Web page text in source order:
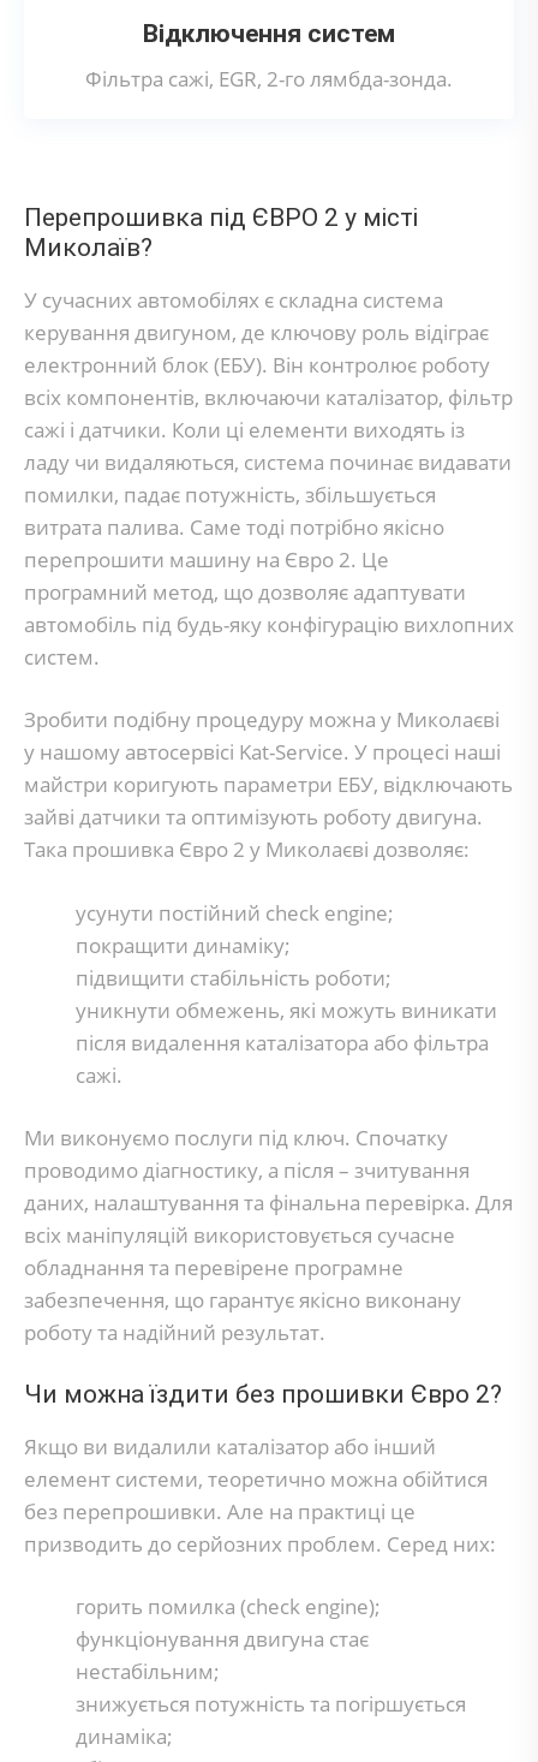
Відключення систем
Фільтра сажі, EGR, 2-го лямбда-зонда.
Перепрошивка під ЄВРО 2 у місті
Миколаїв?
У сучасних автомобілях є складна система
керування двигуном, де ключову роль відіграє
електронний блок (ЕБУ). Він контролює роботу
всіх компонентів, включаючи каталізатор, фільтр
сажі і датчики. Коли ці елементи виходять із
ладу чи видаляються, система починає видавати
помилки, падає потужність, збільшується
витрата палива. Саме тоді потрібно якісно
перепрошити машину на Євро 2. Це
програмний метод, що дозволяє адаптувати
автомобіль під будь-яку конфігурацію вихлопних
систем.
Зробити подібну процедуру можна у Миколаєві
у нашому автосервісі Kat-Service. У процесі наші
майстри коригують параметри ЕБУ, відключають
зайві датчики та оптимізують роботу двигуна.
Така прошивка Євро 2 у Миколаєві дозволяє:
усунути постійний check engine;
покращити динаміку;
підвищити стабільність роботи;
уникнути обмежень, які можуть виникати
після видалення каталізатора або фільтра
сажі.
Ми виконуємо послуги під ключ. Спочатку
проводимо діагностику, а після – зчитування
даних, налаштування та фінальна перевірка. Для
всіх маніпуляцій використовується сучасне
обладнання та перевірене програмне
забезпечення, що гарантує якісно виконану
роботу та надійний результат.
Чи можна їздити без прошивки Євро 2?
Якщо ви видалили каталізатор або інший
елемент системи, теоретично можна обійтися
без перепрошивки. Але на практиці це
призводить до серйозних проблем. Серед них:
горить помилка (check engine);
функціонування двигуна стає
нестабільним;
знижується потужність та погіршується
динаміка;